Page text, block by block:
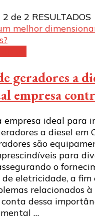
de 2 RESULTADOS
geradores a
empresa
empresa ideal para
a diesel em
são
para
o
eletricidade, a fim
relacionados
dessa
…